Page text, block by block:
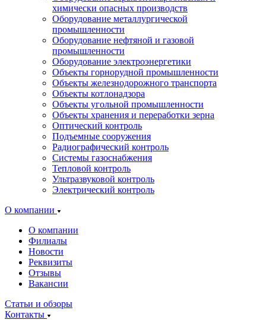
химически опасных производств
Оборудование металлургической
промышленности
Оборудование нефтяной и газовой
промышленности
Оборудование электроэнергетики
Объекты горнорудной промышленности
Объекты железнодорожного транспорта
Объекты котлонадзора
Объекты угольной промышленности
Объекты хранения и переработки зерна
Оптический контроль
Подъемные сооружения
Радиографический контроль
Системы газоснабжения
Тепловой контроль
Ультразвуковой контроль
Электрический контроль
О компании
О компании
Филиалы
Новости
Реквизиты
Отзывы
Вакансии
Статьи и обзоры
Контакты